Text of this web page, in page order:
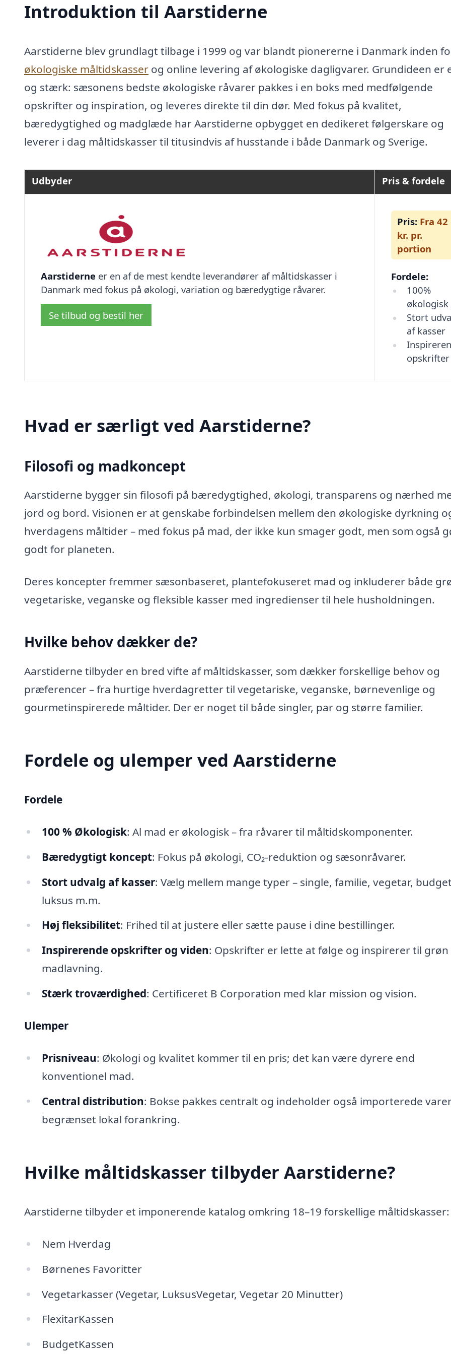
Introduktion til Aarstiderne
Aarstiderne blev grundlagt tilbage i 1999 og var blandt pionererne i Danmark inden
økologiske måltidskasser og online levering af økologiske dagligvarer. Grundideen er
og stærk: sæsonens bedste økologiske råvarer pakkes i en boks med medfølgende
opskrifter og inspiration, og leveres direkte til din dør. Med fokus på kvalitet,
bæredygtighed og madglæde har Aarstiderne opbygget en dedikeret følgerskare og
leverer i dag måltidskasser til titusindvis af husstande i både Danmark og Sverige.
Udbyder Pris & fordele
Aarstiderne er en af de mest kendte leverandører af måltidskasser i
Danmark med fokus på økologi, variation og bæredygtige råvarer.
Se tilbud og bestil her
Pris: Fra 42
kr. pr.
portion
Fordele:
100%
økologisk
Stort
af kasser
opskrifter
Hvad er særligt ved Aarstiderne?
Filosofi og madkoncept
Aarstiderne bygger sin filosofi på bæredygtighed, økologi, transparens og nærhed
jord og bord. Visionen er at genskabe forbindelsen mellem den økologiske dyrkning
hverdagens måltider – med fokus på mad, der ikke kun smager godt, men som også
godt for planeten.
Deres koncepter fremmer sæsonbaseret, plantefokuseret mad og inkluderer både
vegetariske, veganske og fleksible kasser med ingredienser til hele husholdningen.
Hvilke behov dækker de?
Aarstiderne tilbyder en bred vifte af måltidskasser, som dækker forskellige behov og
præferencer – fra hurtige hverdagretter til vegetariske, veganske, børnevenlige og
gourmetinspirerede måltider. Der er noget til både singler, par og større familier.
Fordele og ulemper ved Aarstiderne
Fordele
100 % Økologisk: Al mad er økologisk – fra råvarer til måltidskomponenter.
Bæredygtigt koncept: Fokus på økologi, CO₂-reduktion og sæsonråvarer.
Stort udvalg af kasser: Vælg mellem mange typer – single, familie, vegetar,
luksus m.m.
Høj fleksibilitet: Frihed til at justere eller sætte pause i dine bestillinger.
Inspirerende opskrifter og viden: Opskrifter er lette at følge og inspirerer til grøn
madlavning.
Stærk troværdighed: Certificeret B Corporation med klar mission og vision.
Ulemper
Prisniveau: Økologi og kvalitet kommer til en pris; det kan være dyrere end
konventionel mad.
Central distribution: Bokse pakkes centralt og indeholder også importerede
begrænset lokal forankring.
Hvilke måltidskasser tilbyder Aarstiderne?
Aarstiderne tilbyder et imponerende katalog omkring 18–19 forskellige måltidskasser:
Nem Hverdag
Børnenes Favoritter
Vegetarkasser (Vegetar, LuksusVegetar, Vegetar 20 Minutter)
FlexitarKassen
BudgetKassen